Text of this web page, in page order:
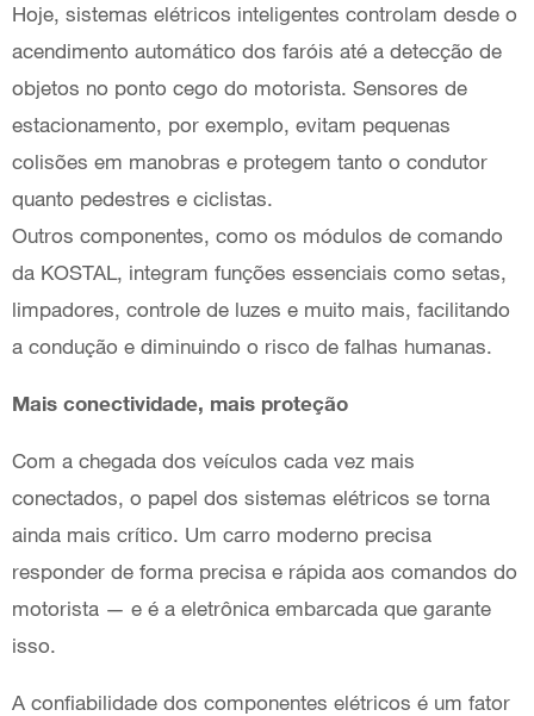
Hoje, sistemas elétricos inteligentes controlam desde o
acendimento automático dos faróis até a detecção de
objetos no ponto cego do motorista. Sensores de
estacionamento, por exemplo, evitam pequenas
colisões em manobras e protegem tanto o condutor
quanto pedestres e ciclistas.
Outros componentes, como os módulos de comando
da KOSTAL, integram funções essenciais como setas,
limpadores, controle de luzes e muito mais, facilitando
a condução e diminuindo o risco de falhas humanas.
Mais conectividade, mais proteção
Com a chegada dos veículos cada vez mais
conectados, o papel dos sistemas elétricos se torna
ainda mais crítico. Um carro moderno precisa
responder de forma precisa e rápida aos comandos do
motorista — e é a eletrônica embarcada que garante
isso.
A confiabilidade dos componentes elétricos é um fator